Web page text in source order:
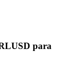
para